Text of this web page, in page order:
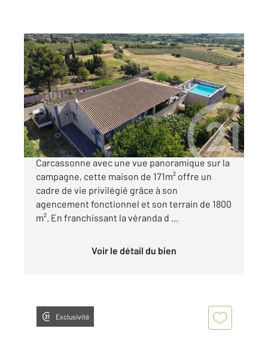
CARCASSONNE 11
171 m2, 6 pièces
Ref : 28900
Maison à vendre
405 000 €
Nichée dans le quartier paisible de
Carcassonne avec une vue panoramique sur la
campagne, cette maison de 171m² offre un
cadre de vie privilégié grâce à son
agencement fonctionnel et son terrain de 1800
m². En franchissant la véranda d ...
Voir le détail du bien
Exclusivité